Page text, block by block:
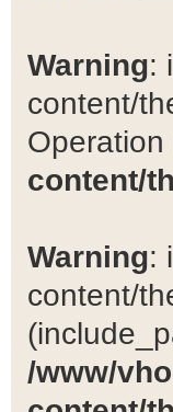
Warning:
content/
content/
Warning:
content/
/www/